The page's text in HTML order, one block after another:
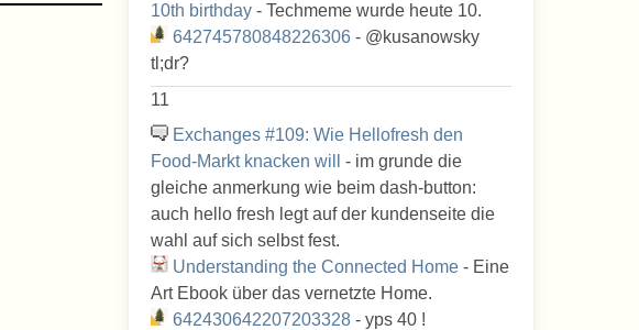
10th birthday- Techmeme wurde heute 10.
642745780848226306- @kusanowsky
tl;dr?
11
Exchanges #109: Wie Hellofresh den
Food-Markt knacken will
- im grunde die
gleiche anmerkung wie beim dash-button:
auch hello fresh legt auf der kundenseite die
wahl auf sich selbst fest.
Understanding the Connected Home- Eine
Art Ebook über das vernetzte Home.
642430642207203328- yps 40 !